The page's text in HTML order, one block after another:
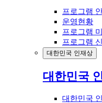
프로그램
운영현황
프로그램
프로그램
대한민국 인재상
대한민국
대한민국